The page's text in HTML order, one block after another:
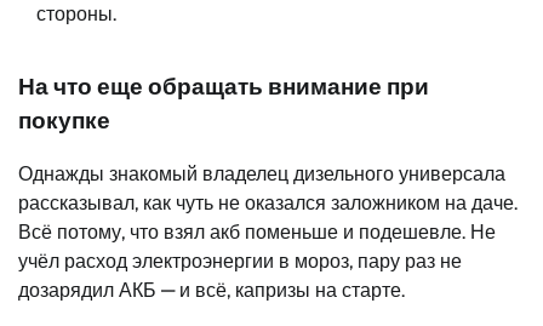
стороны.
На что еще обращать внимание при
покупке
Однажды знакомый владелец дизельного универсала
рассказывал, как чуть не оказался заложником на даче.
Всё потому, что взял акб поменьше и подешевле. Не
учёл расход электроэнергии в мороз, пару раз не
дозарядил АКБ — и всё, капризы на старте.